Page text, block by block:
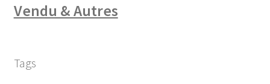
Vendu & Autres
Tags